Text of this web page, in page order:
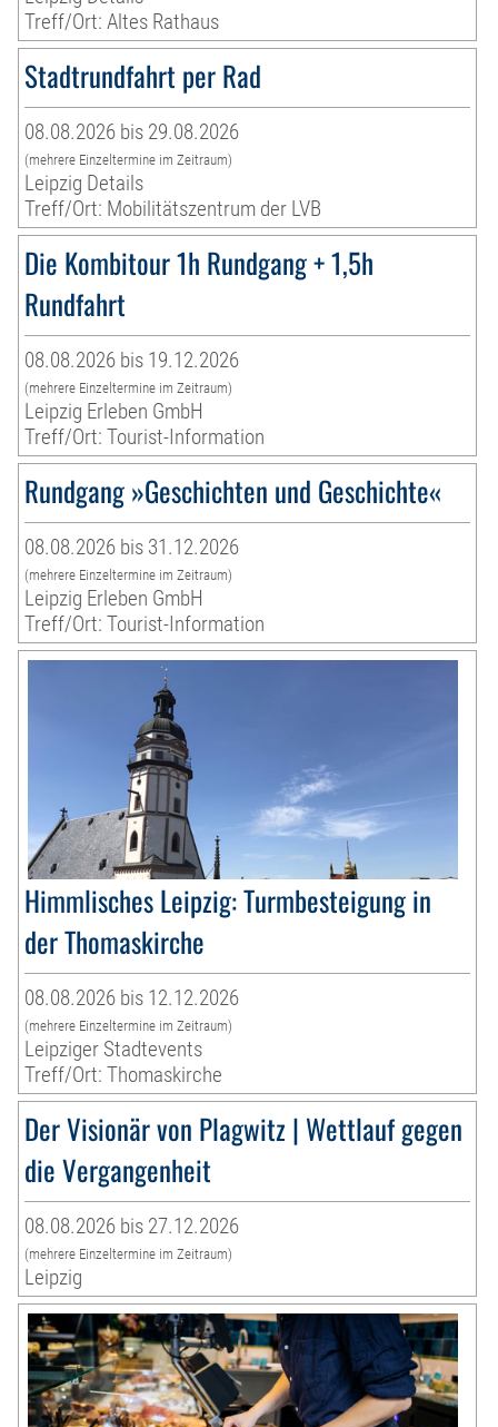
Treff/Ort: Altes Rathaus
Stadtrundfahrt per Rad
08.08.2026 bis 29.08.2026
(mehrere Einzeltermine im Zeitraum)
Leipzig Details
Treff/Ort: Mobilitätszentrum der LVB
Die Kombitour 1h Rundgang + 1,5h
Rundfahrt
08.08.2026 bis 19.12.2026
(mehrere Einzeltermine im Zeitraum)
Leipzig Erleben GmbH
Treff/Ort: Tourist-Information
Rundgang »Geschichten und Geschichte«
08.08.2026 bis 31.12.2026
(mehrere Einzeltermine im Zeitraum)
Leipzig Erleben GmbH
Treff/Ort: Tourist-Information
Himmlisches Leipzig: Turmbesteigung in
der Thomaskirche
08.08.2026 bis 12.12.2026
(mehrere Einzeltermine im Zeitraum)
Leipziger Stadtevents
Treff/Ort: Thomaskirche
Der Visionär von Plagwitz | Wettlauf gegen
die Vergangenheit
08.08.2026 bis 27.12.2026
(mehrere Einzeltermine im Zeitraum)
Leipzig